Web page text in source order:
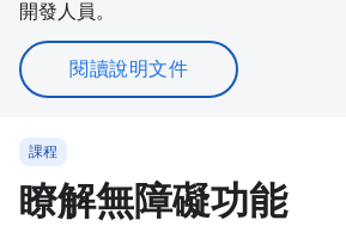
開發人員。
閱讀說明文件
課程
瞭解無障礙功能